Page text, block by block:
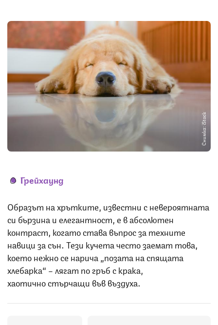
Снимка: iStock
Грейхаунд
Образът на хрътките, известни с невероятната
си бързина и елегантност, е в абсолютен
контраст, когато става въпрос за техните
навици за сън. Тези кучета често заемат това,
което нежно се нарича „позата на спящата
хлебарка“ – лягат по гръб с крака,
хаотично стърчащи във въздуха.